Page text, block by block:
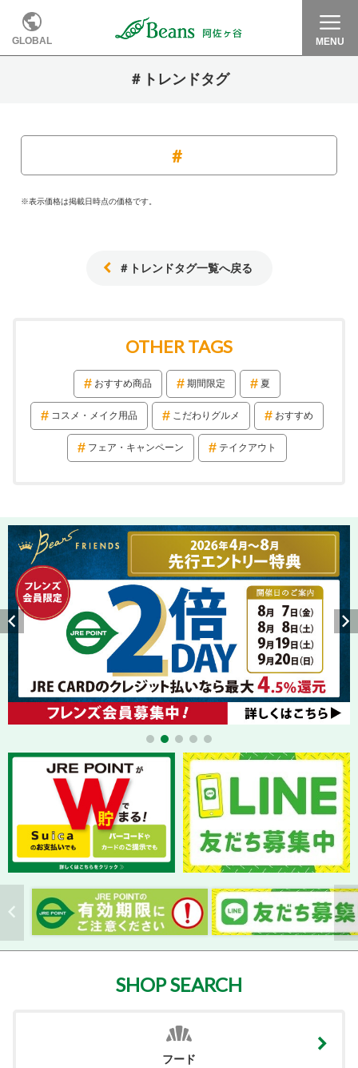
GLOBAL MENU
＃トレンドタグ
※表示価格は掲載日時点の価格です。
＃トレンドタグ一覧へ戻る
OTHER TAGS
おすすめ商品 期間限定 夏
コスメ・メイク用品 こだわりグルメ おすすめ
フェア・キャンペーン テイクアウト
SHOP SEARCH
フード